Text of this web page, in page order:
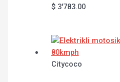
$3'783.00
Citycoco